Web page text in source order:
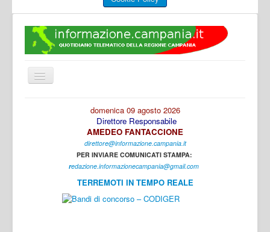
Cambia
navigazione
domenica 09 agosto 2026
Direttore Responsabile
AMEDEO FANTACCIONE
direttore@informazione.campania.it
PER INVIARE COMUNICATI STAMPA:
redazione.informazionecampania@gmail.com
TERREMOTI IN TEMPO REALE